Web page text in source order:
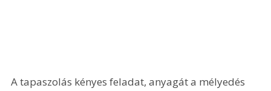
A tapaszolás kényes feladat, anyagát a mélyedés